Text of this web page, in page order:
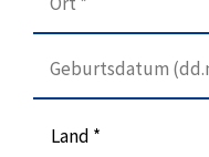
Land *